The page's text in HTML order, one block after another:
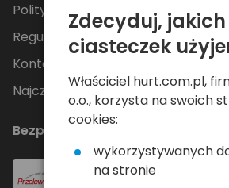
Polityka Prywatności
Regulamin
Kontakt
Najczęściej zadawane pytania
Bezpieczne płatności
Zdecyduj, jakich
ciasteczek
Właściciel hurt.com.pl,
o.o., korzysta na swoich
cookies:
wykorzystywanych
na stronie